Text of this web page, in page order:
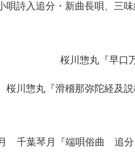
唄詩入追分・新曲長唄、三
桜川惣丸『早口
桜川惣丸『滑稽那弥陀経及
千葉琴月『端唄俗曲 追分